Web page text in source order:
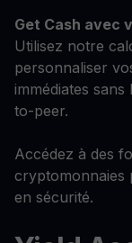
Get Cash avec
Utilisez notre
personnaliser
immédiates
to-peer.
Accédez à des
cryptomonnaies
en sécurité.